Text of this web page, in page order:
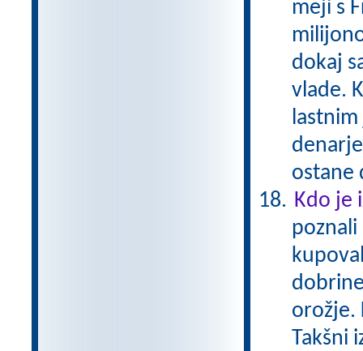
meji s
dokaj
vlade.
ostane
Kdo je
poznali
orožje.
Takšni